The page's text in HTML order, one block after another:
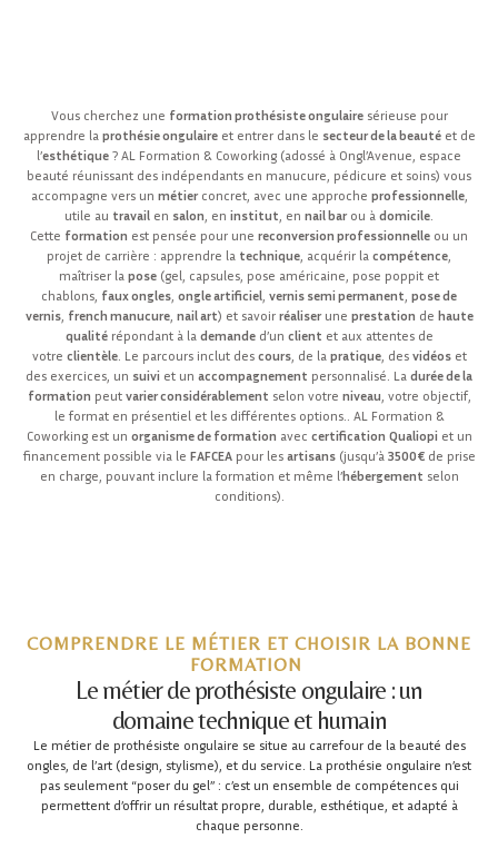
Vous cherchez une formation prothésiste ongulairesérieuse pour
apprendre la prothésie ongulaireet entrer dans le secteur de la beautéet de
l’esthétique ? AL Formation & Coworking (adossé à Ongl’Avenue, espace
beauté réunissant des indépendants en manucure, pédicure et soins) vous
accompagne vers un métierconcret, avec une approche professionnelle,
utile au travail en salon, en institut, en nail barou à domicile.
Cette formation est pensée pour une reconversion professionnelle ou un
projet de carrière : apprendre la technique, acquérir la compétence,
maîtriser la pose (gel, capsules, pose américaine, pose poppit et
chablons, faux ongles, ongle artificiel, vernis semi permanent, pose de
vernis, french manucure, nail art) et savoir réaliserune prestation de haute
qualitérépondant à la demanded’un client et aux attentes de
votre clientèle. Le parcours inclut des cours, de la pratique, des vidéoset
des exercices, un suivi et un accompagnement personnalisé. La durée de la
formation peut varier considérablement selon votre niveau, votre objectif,
le format en présentiel et les différentes options.. AL Formation &
Coworking est un organisme de formation avec certification Qualiopi et un
financement possible via le FAFCEApour les artisans(jusqu’à 3500€de prise
en charge, pouvant inclure la formation et même l’hébergement selon
conditions).
COMPRENDRE LE MÉTIER ET CHOISIR LA BONNE
FORMATION
Le métier de prothésiste ongulaire : un
domaine technique et humain
Le métier de prothésiste ongulaire se situe au carrefour de la beauté des
ongles, de l’art (design, stylisme), et du service. La prothésie ongulaire n’est
pas seulement “poser du gel” : c’est un ensemble de compétences qui
permettent d’offrir un résultat propre, durable, esthétique, et adapté à
chaque personne.